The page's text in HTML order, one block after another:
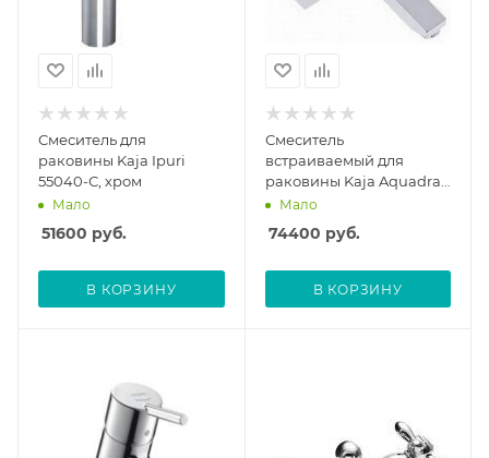
Смеситель для
раковины Kaja Ipuri
55040-С, хром
Мало
51600 руб.
В КОРЗИНУ
Смеситель
встраиваемый для
раковины Kaja Aquadrat
20820-С, с внутренней
Мало
74400 руб.
В КОРЗИНУ